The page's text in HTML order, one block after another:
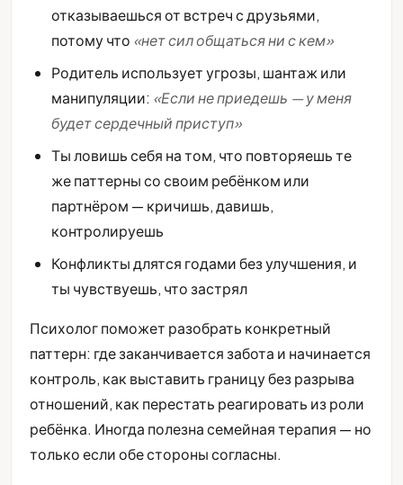
отказываешься от встреч с друзьями,
потому что «нет сил общаться ни с кем»
Родитель использует угрозы, шантаж или
манипуляции: «Если не приедешь — у меня
будет сердечный приступ»
Ты ловишь себя на том, что повторяешь те
же паттерны со своим ребёнком или
партнёром — кричишь, давишь,
контролируешь
Конфликты длятся годами без улучшения, и
ты чувствуешь, что застрял
Психолог поможет разобрать конкретный
паттерн: где заканчивается забота и начинается
контроль, как выставить границу без разрыва
отношений, как перестать реагировать из роли
ребёнка. Иногда полезна семейная терапия — но
только если обе стороны согласны.